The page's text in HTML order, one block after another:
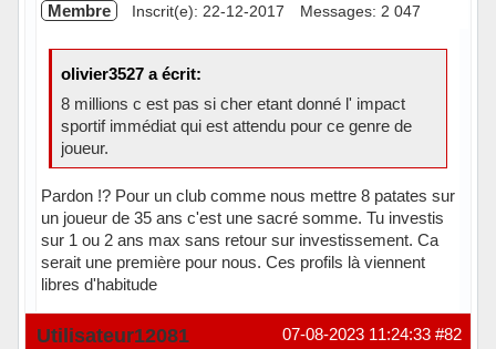
Membre Inscrit(e): 22-12-2017 Messages: 2 047
olivier3527 a écrit:
8 millions c est pas si cher etant donné l' impact
sportif immédiat qui est attendu pour ce genre de
joueur.
Pardon !? Pour un club comme nous mettre 8 patates sur
un joueur de 35 ans c'est une sacré somme. Tu investis
sur 1 ou 2 ans max sans retour sur investissement. Ca
serait une première pour nous. Ces profils là viennent
libres d'habitude
Hors ligne #82
07-08-2023 11:24:33
Utilisateur12081